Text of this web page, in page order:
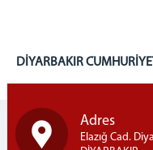
DİYARBAKIR
Adres
Elazığ Cad.